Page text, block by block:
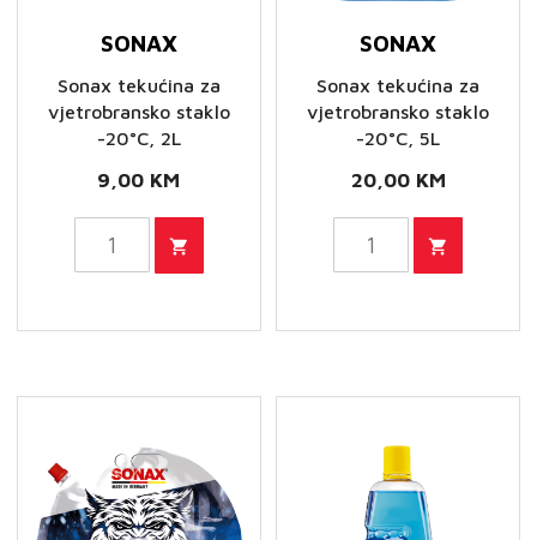
SONAX
Sonax tekućina za
vjetrobransko staklo
-20°C, 2L
9,00 KM
Sonax
tekućina
staklo
količina
SONAX
Sonax tekućina za
vjetrobransko staklo
-20°C, 5L
20,00 KM
Sonax
tekućina
staklo
količina